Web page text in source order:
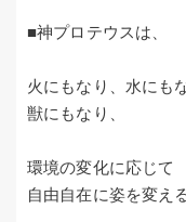
■神プロテウスは、
火にもなり、水にも
獣にもなり、
環境の変化に応じて
自由自在に姿を変え